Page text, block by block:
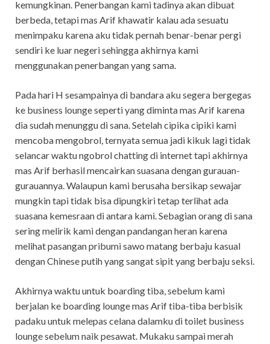
kemungkinan. Penerbangan kami tadinya akan dibuat
berbeda, tetapi mas Arif khawatir kalau ada sesuatu
menimpaku karena aku tidak pernah benar-benar pergi
sendiri ke luar negeri sehingga akhirnya kami
menggunakan penerbangan yang sama.
Pada hari H sesampainya di bandara aku segera bergegas
ke business lounge seperti yang diminta mas Arif karena
dia sudah menunggu di sana. Setelah cipika cipiki kami
mencoba mengobrol, ternyata semua jadi kikuk lagi tidak
selancar waktu ngobrol chatting di internet tapi akhirnya
mas Arif berhasil mencairkan suasana dengan gurauan-
gurauannya. Walaupun kami berusaha bersikap sewajar
mungkin tapi tidak bisa dipungkiri tetap terlihat ada
suasana kemesraan di antara kami. Sebagian orang di sana
sering melirik kami dengan pandangan heran karena
melihat pasangan pribumi sawo matang berbaju kasual
dengan Chinese putih yang sangat sipit yang berbaju seksi.
Akhirnya waktu untuk boarding tiba, sebelum kami
berjalan ke boarding lounge mas Arif tiba-tiba berbisik
padaku untuk melepas celana dalamku di toilet business
lounge sebelum naik pesawat. Mukaku sampai merah